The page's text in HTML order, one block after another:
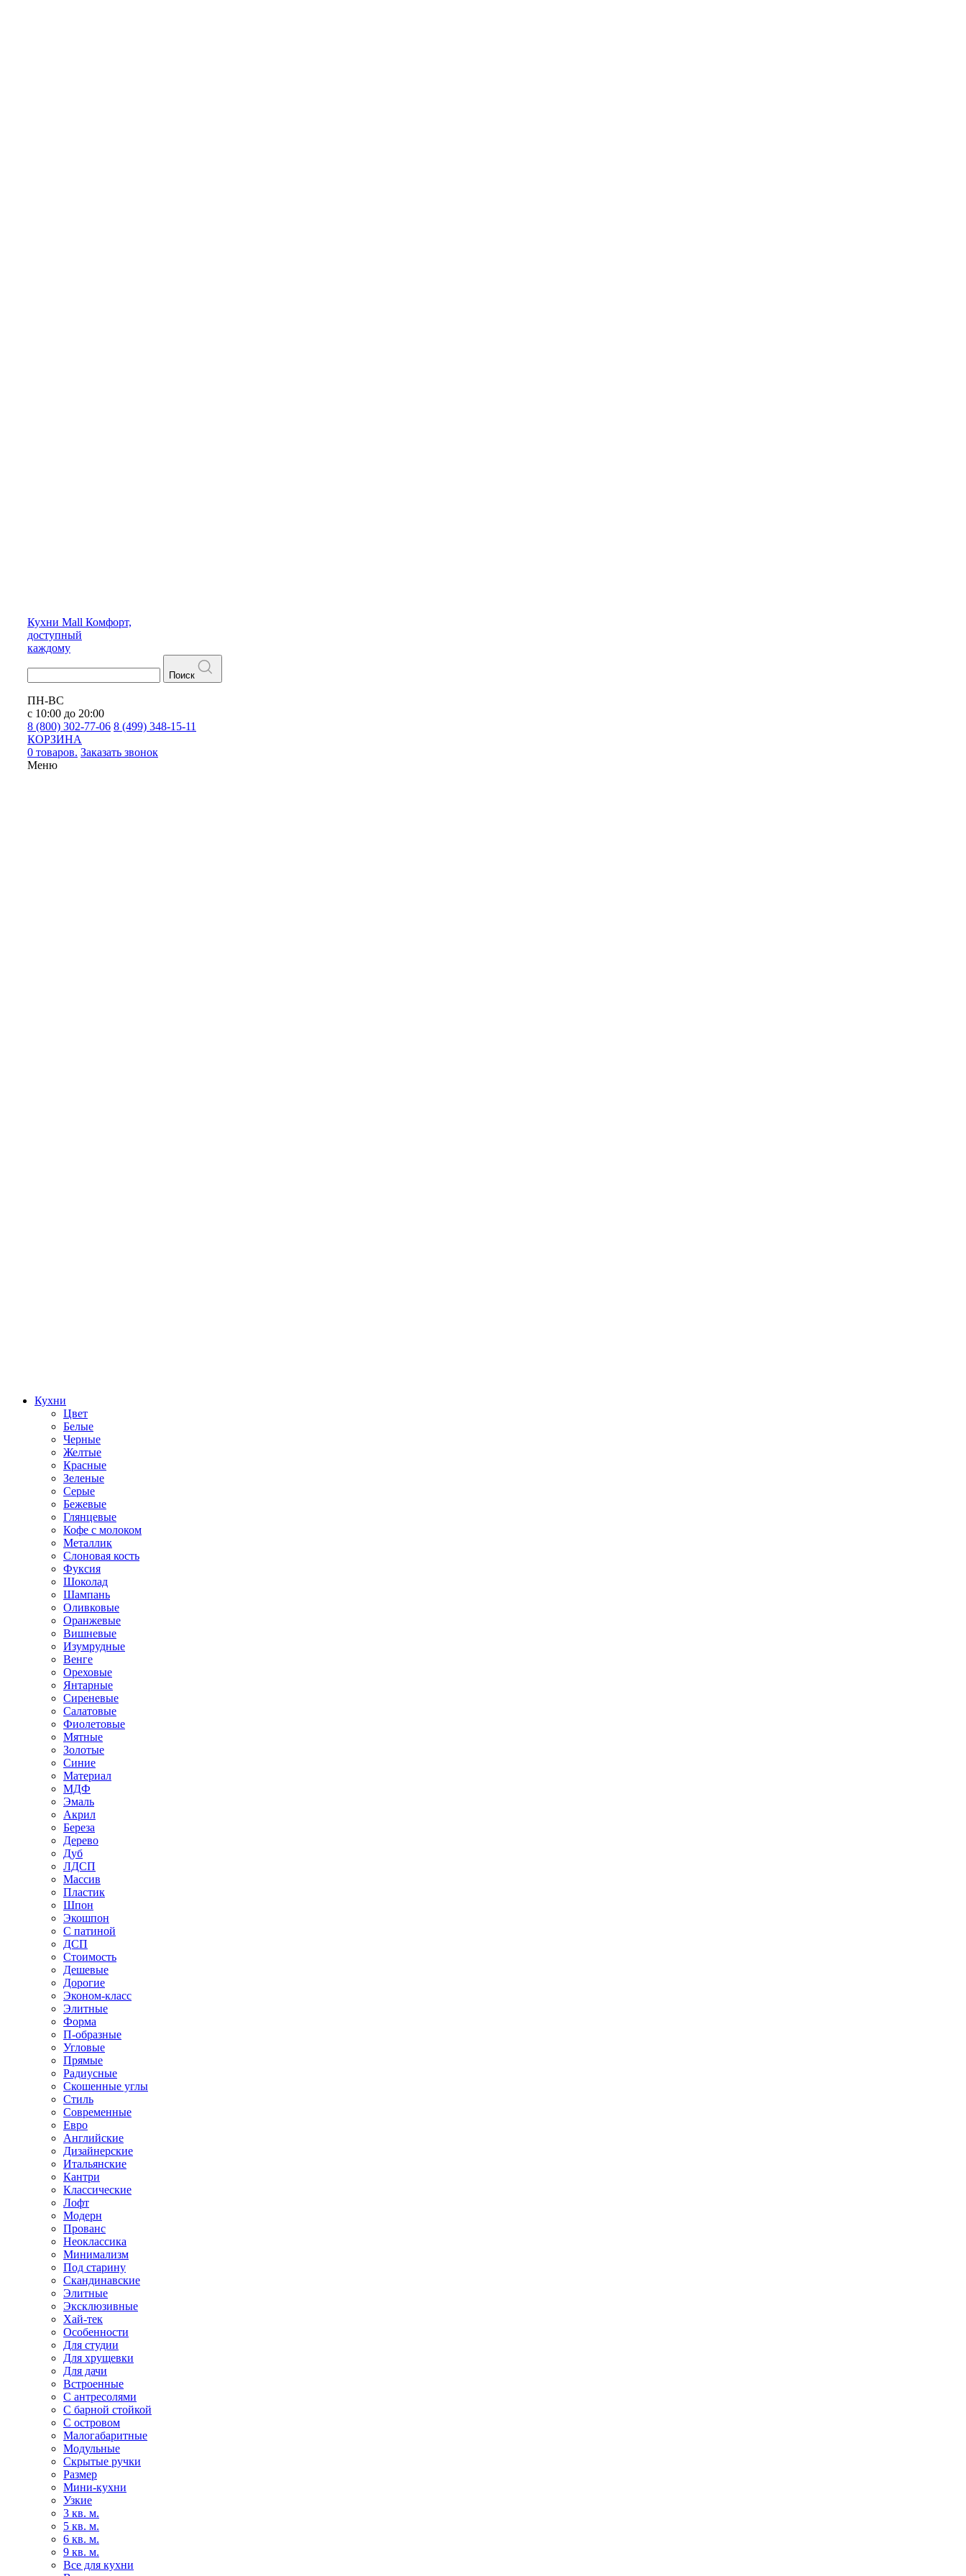
Кухни Mall Комфорт,
доступный
каждому
Поиск
ПН-ВС
с 10:00 до 20:00
8 (800) 302-77-06 8 (499) 348-15-11
КОРЗИНА
0 товаров. Заказать звонок
Меню
Кухни
Цвет
Белые
Черные
Желтые
Красные
Зеленые
Серые
Бежевые
Глянцевые
Кофе с молоком
Металлик
Слоновая кость
Фуксия
Шоколад
Шампань
Оливковые
Оранжевые
Вишневые
Изумрудные
Венге
Ореховые
Янтарные
Сиреневые
Салатовые
Фиолетовые
Мятные
Золотые
Синие
Материал
МДФ
Эмаль
Акрил
Береза
Дерево
Дуб
ЛДСП
Массив
Пластик
Шпон
Экошпон
С патиной
ДСП
Стоимость
Дешевые
Дорогие
Эконом-класс
Элитные
Форма
П-образные
Угловые
Прямые
Радиусные
Скошенные углы
Стиль
Современные
Евро
Английские
Дизайнерские
Итальянские
Кантри
Классические
Лофт
Модерн
Прованс
Неоклассика
Минимализм
Под старину
Скандинавские
Элитные
Эксклюзивные
Хай-тек
Особенности
Для студии
Для хрущевки
Для дачи
Встроенные
С антресолями
С барной стойкой
С островом
Малогабаритные
Модульные
Скрытые ручки
Размер
Мини-кухни
Узкие
3 кв. м.
5 кв. м.
6 кв. м.
9 кв. м.
Все для кухни